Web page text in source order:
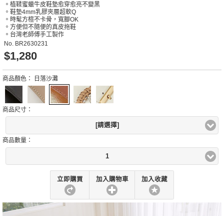
。植鞣蜜蠟牛皮鞋墊愈穿愈亮不變黑
。鞋墊4mm乳膠夾層超軟Q
。時髦方楦不卡骨，寬腳OK
。方便但不隨便的真皮拖鞋
。台灣老師傅手工製作
No. BR2630231
$1,280
商品顏色： 日落沙灘
商品尺寸：
[請選擇]
商品數量：
1
立即購買 加入購物車 加入收藏